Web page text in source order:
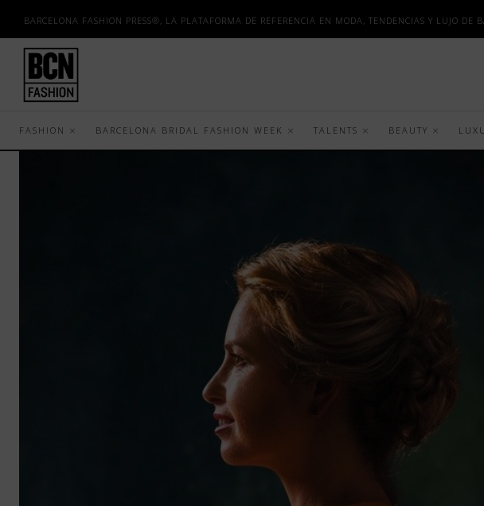
BARCELONA FASHION PRESS®, LA PLATAFORMA DE REFERENCIA EN MODA, TENDENCIAS Y LUJO DE
FASHION BARCELONA BRIDAL FASHION WEEK TALENTS BEAUTY